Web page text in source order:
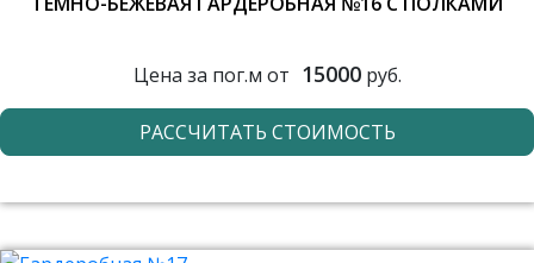
Цена за пог.м от 15000руб.
РАССЧИТАТЬ СТОИМОСТЬ